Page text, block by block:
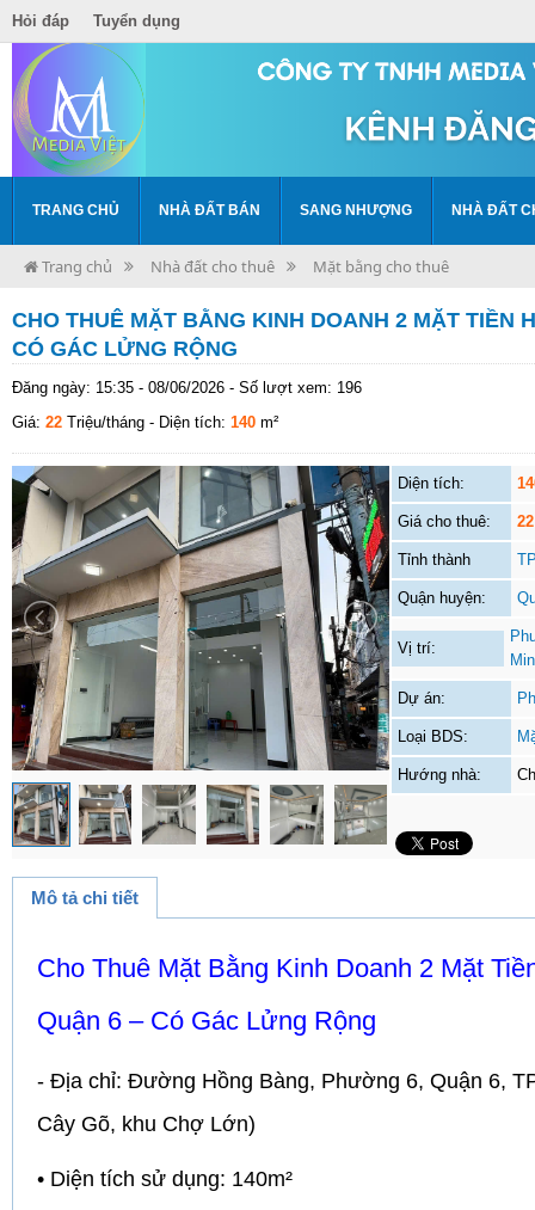
Hỏi đáp Tuyển dụng
TRANG CHỦ NHÀ ĐẤT BÁN SANG NHƯỢNG NHÀ ĐẤT
Trang chủ Nhà đất cho thuê Mặt bằng cho thuê
CHO THUÊ MẶT BẰNG KINH DOANH 2 MẶT TIỀN
CÓ GÁC LỬNG RỘNG
Đăng ngày: 15:35 - 08/06/2026 - Số lượt xem: 196
Giá: 22 Triệu/tháng - Diện tích: 140 m²
Diện tích:
Giá cho thuê: 22
Tỉnh thành
Quận huyện:
Vị trí:
Dự án:
Loại BDS:
Hướng nhà:
Mô tả chi tiết
Cho Thuê Mặt Bằng Kinh Doanh 2 Mặt
Quận 6 – Có Gác Lửng Rộng
- Địa chỉ: Đường Hồng Bàng, Phường 6, Quận 6,
Cây Gõ, khu Chợ Lớn)
• Diện tích sử dụng: 140m²